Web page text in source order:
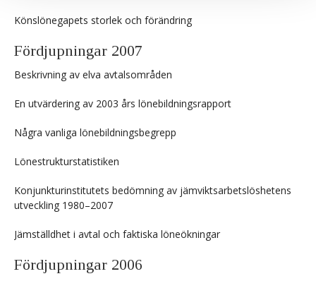
Könslönegapets storlek och förändring
Fördjupningar 2007
Beskrivning av elva avtalsområden
En utvärdering av 2003 års lönebildningsrapport
Några vanliga lönebildningsbegrepp
Lönestrukturstatistiken
Konjunkturinstitutets bedömning av jämviktsarbetslöshetens
utveckling 1980–2007
Jämställdhet i avtal och faktiska löneökningar
Fördjupningar 2006